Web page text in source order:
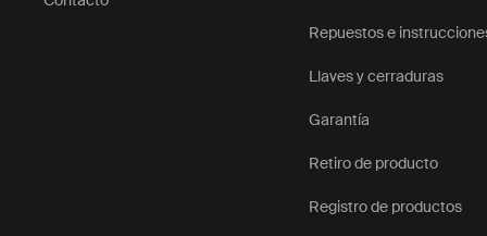
Repuestos e
Llaves y cerraduras
Garantía
Retiro de producto
Registro de productos